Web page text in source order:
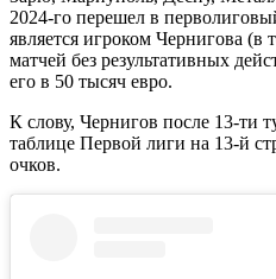
2024-го перешел в
является игроком Чернигова (в
матчей без результативных
его в 50 тысяч евро.
К слову, Чернигов после 13-ти
таблице Первой лиги на 13-й
очков.